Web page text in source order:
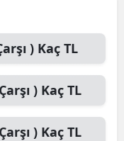
)Kaç TL
)Kaç TL
)Kaç TL